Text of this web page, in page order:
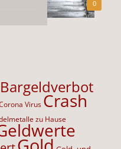
0
Bargeldverbot
Virus Crash
zu Hause